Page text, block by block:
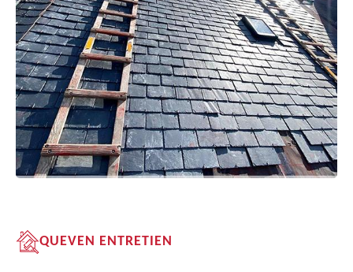
QUEVEN ENTRETIEN